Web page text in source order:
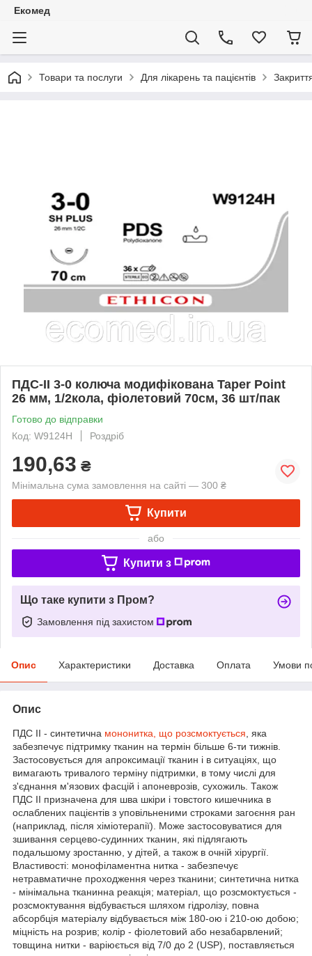
Екомед
Товари та послуги Для лікарень та пацієнтів
ПДС-ІІ 3-0 колюча модифікована Taper Point
26 мм, 1/2кола, фіолетовий 70см, 36 шт/пак
Готово до відправки
Код: W9124H
Роздріб
190,63 ₴
Мінімальна сума замовлення на сайті — 300 ₴
Купити
або
Купити з
Що таке купити з Пром?
Замовлення під захистом
Опис Характеристики Доставка Оплата Умови
Опис
ПДС II - синтетична мононитка, що розсмоктується , яка
забезпечує підтримку тканин на термін більше 6-ти тижнів.
Застосовується для апроксимації тканин і в ситуаціях, що
вимагають тривалого терміну підтримки, в тому числі для
з'єднання м'язових фасцій і апоневрозів, сухожиль. Також
ПДС II призначена для шва шкіри і товстого кишечника в
ослаблених пацієнтів з уповільненими строками загоєння ран
(наприклад, після хіміотерапії). Може застосовуватися для
зшивання серцево-судинних тканин, які підлягають
подальшому зростанню, у дітей, а також в очній хірургії.
Властивості: монофіламентна нитка - забезпечує
нетравматичне проходження через тканини; синтетична нитка
- мінімальна тканинна реакція; матеріал, що розсмоктується -
розсмоктування відбувається шляхом гідролізу, повна
абсорбція матеріалу відбувається між 180-ою і 210-ою добою;
міцність на розрив; колір - фіолетовий або незабарвлений;
товщина нитки - варіюється від 7/0 до 2 (USP), поставляється